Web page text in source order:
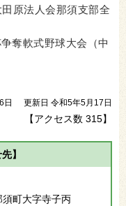
原法人会那須支部全
奪軟式野球大会（中
日 更新日 令和5年5月17日
【アクセス数 315】
】
町大字寺子丙